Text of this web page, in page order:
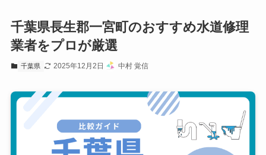
千葉県長生郡一宮町のおすすめ水道修理
業者をプロが厳選
千葉県 2025年12月2日 中村 覚信